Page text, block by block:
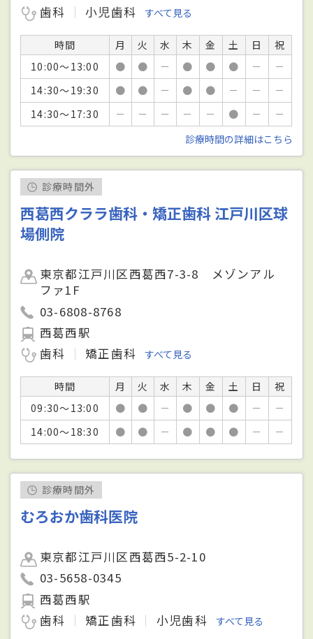
歯科
小児歯科 すべて見る
時間 月 火 水 木 金 土 日
祝
10:00～13:00
● ● － ● ● ● －
－
14:30～19:30
● ● － ● ● － －
－
14:30～17:30
－ － － － － ● －
－
診療時間の詳細はこちら
診療時間外
西葛西クララ歯科・矯正歯科 江戸川区球
場側院
東京都江戸川区西葛西7-3-8 メゾンアル
ファ1F
03-6808-8768
西葛西駅
歯科
矯正歯科 すべて見る
時間 月 火 水 木 金 土 日
祝
09:30～13:00
● ● － ● ● ● －
－
14:00～18:30
● ● － ● ● ● － －
診療時間外
むろおか歯科医院
東京都江戸川区西葛西5-2-10
03-5658-0345
西葛西駅
歯科
矯正歯科 小児歯科 すべて見る